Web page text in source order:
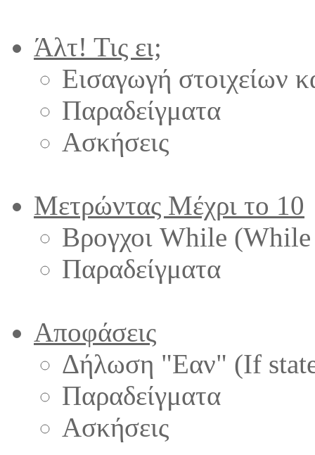
Άλτ! Τις ει;
Εισαγωγή στοιχείων
Παραδείγματα
Ασκήσεις
Μετρώντας Μέχρι το 10
Βρογχοι While
Παραδείγματα
Αποφάσεις
Δήλωση "Εαν" (If
Παραδείγματα
Ασκήσεις